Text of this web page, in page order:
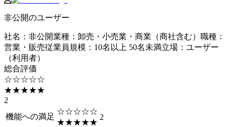
非公開のユーザー
社名 ： 非公開業種 ： 卸売・小売業・商業（商社含む） 職種 ：
営業・販売従業員規模 ： 10名以上 50名未満立場 ： ユーザー
（利用者）
総合評価
☆☆☆☆☆
★★★★★
2
機能への満足
☆☆☆☆☆
★★★★★
2